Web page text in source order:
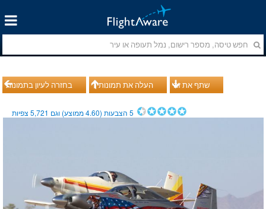
בחזרה לעיון בתמונות העלה את תמונותיך שתף את זה
5הצבעות (4.60ממוצע) וגם 5,721צפיות